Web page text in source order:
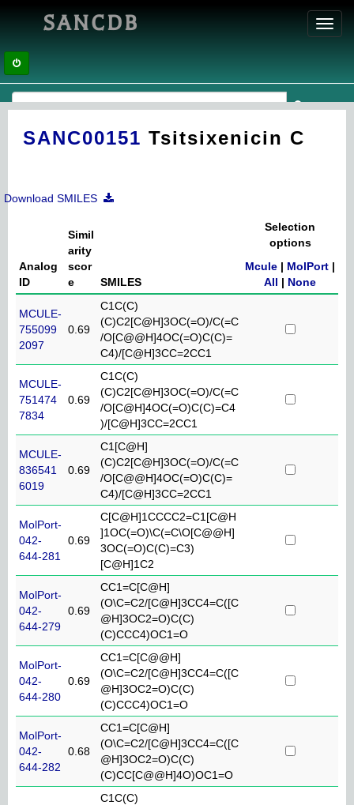
SANCDB
SANC00151 Tsitsixenicin C
Download SMILES
Analog
ID
Simil
arity
scor
e
SMILES
Selection
options
Mcule | MolPort |
All | None
MCULE-
755099
2097
0.69
C1C(C)
(C)C2[C@H]3OC(=O)/C(=C
/O[C@@H]4OC(=O)C(C)=
C4)/[C@H]3CC=2CC1
MCULE-
751474
7834
0.69
C1C(C)
(C)C2[C@H]3OC(=O)/C(=C
/O[C@H]4OC(=O)C(C)=C4
)/[C@H]3CC=2CC1
MCULE-
836541
6019
0.69
C1[C@H]
(C)C2[C@H]3OC(=O)/C(=C
/O[C@@H]4OC(=O)C(C)=
C4)/[C@H]3CC=2CC1
MolPort-
042-
644-281
0.69
C[C@H]1CCCC2=C1[C@H
]1OC(=O)\C(=C\O[C@@H]
3OC(=O)C(C)=C3)
[C@H]1C2
MolPort-
042-
644-279
0.69
CC1=C[C@H]
(O\C=C2/[C@H]3CC4=C([C
@H]3OC2=O)C(C)
(C)CCC4)OC1=O
MolPort-
042-
644-280
0.69
CC1=C[C@@H]
(O\C=C2/[C@H]3CC4=C([C
@H]3OC2=O)C(C)
(C)CCC4)OC1=O
MolPort-
042-
644-282
0.68
CC1=C[C@H]
(O\C=C2/[C@H]3CC4=C([C
@H]3OC2=O)C(C)
(C)CC[C@@H]4O)OC1=O
C1C(C)